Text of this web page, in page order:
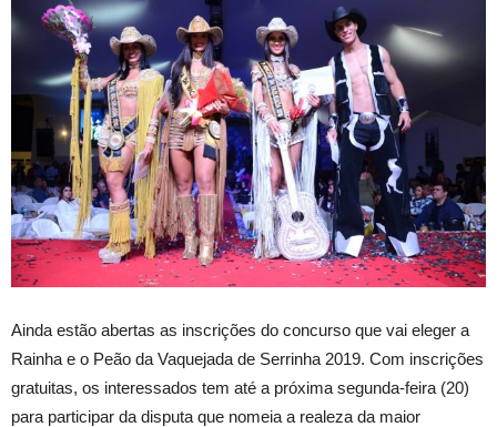
Ainda estão abertas as inscrições do concurso que vai eleger a
Rainha e o Peão da Vaquejada de Serrinha 2019. Com inscrições
gratuitas, os interessados tem até a próxima segunda-feira (20)
para participar da disputa que nomeia a realeza da maior